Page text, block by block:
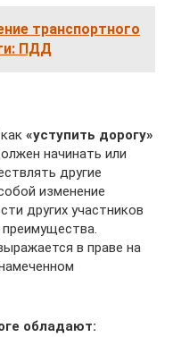
транспортного
ПДД
«уступить дорогу»
начинать или
другие
изменение
других участников
в праве на
обладают: